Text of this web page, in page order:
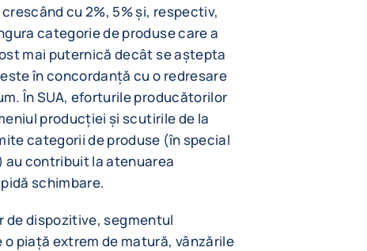
cu 2%, 5% și, respectiv,
categorie de produse care a
mai puternică decât se aștepta
în concordanță cu o redresare
În SUA, eforturile producătorilor
producției și scutirile de la
categorii de produse (în special
contribuit la atenuarea
schimbare.
de dispozitive, segmentul
piață extrem de matură, vânzările